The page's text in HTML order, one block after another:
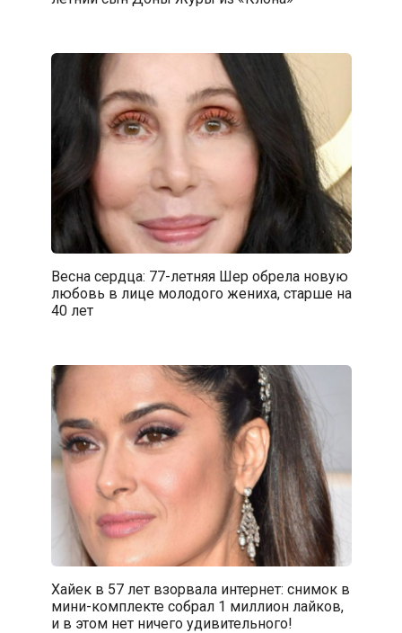
Весна сердца: 77-летняя Шер обрела новую
любовь в лице молодого жениха, старше на
40 лет
Хайек в 57 лет взорвала интернет: снимок в
мини-комплекте собрал 1 миллион лайков,
и в этом нет ничего удивительного!